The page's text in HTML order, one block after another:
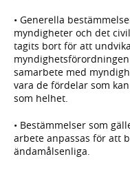
• Generella
myndigheter och det
tagits bort för att
samarbete med
vara de fördelar som
som helhet.
• Bestämmelser som
arbete anpassas för att
ändamålsenliga.